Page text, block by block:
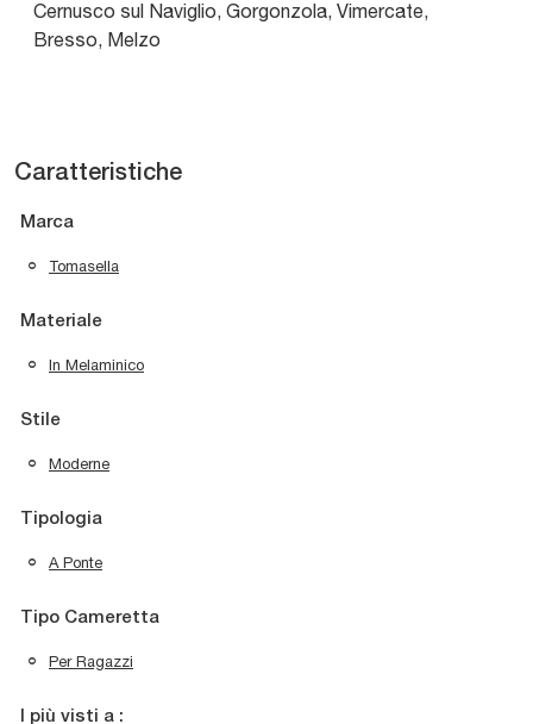
Cernusco sul Naviglio, Gorgonzola, Vimercate,
Bresso, Melzo
Caratteristiche
Marca
Tomasella
Materiale
In Melaminico
Stile
Moderne
Tipologia
A Ponte
Tipo Cameretta
Per Ragazzi
I più visti a :